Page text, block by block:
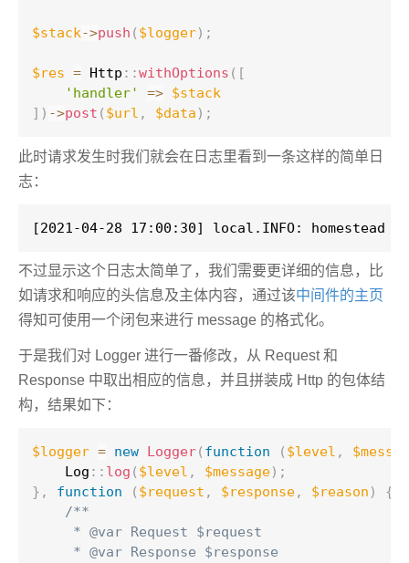
$stack->push ( $logger) ;
$res = Http ::withOptions ( [
'handler'
=> $stack
] ) ->post ( $url , $data ) ;
此时请求发生时我们就会在日志里看到一条这样的简单日
志：
[2021-04-28 17:00:30] local.INFO: homestead
不过显示这个日志太简单了，我们需要更详细的信息，比
如请求和响应的头信息及主体内容，通过该中间件的主页
得知可使用一个闭包来进行 message 的格式化。
于是我们对 Logger 进行一番修改，从 Request 和
Response 中取出相应的信息，并且拼装成 Http 的包体结
构，结果如下：
$logger = new Logger( function ( $level ,
Log :: log ( $level , $message) ;
} , function ( $request , $response, $reason )
{
/**
     * @var Request $request
     * @var Response $response